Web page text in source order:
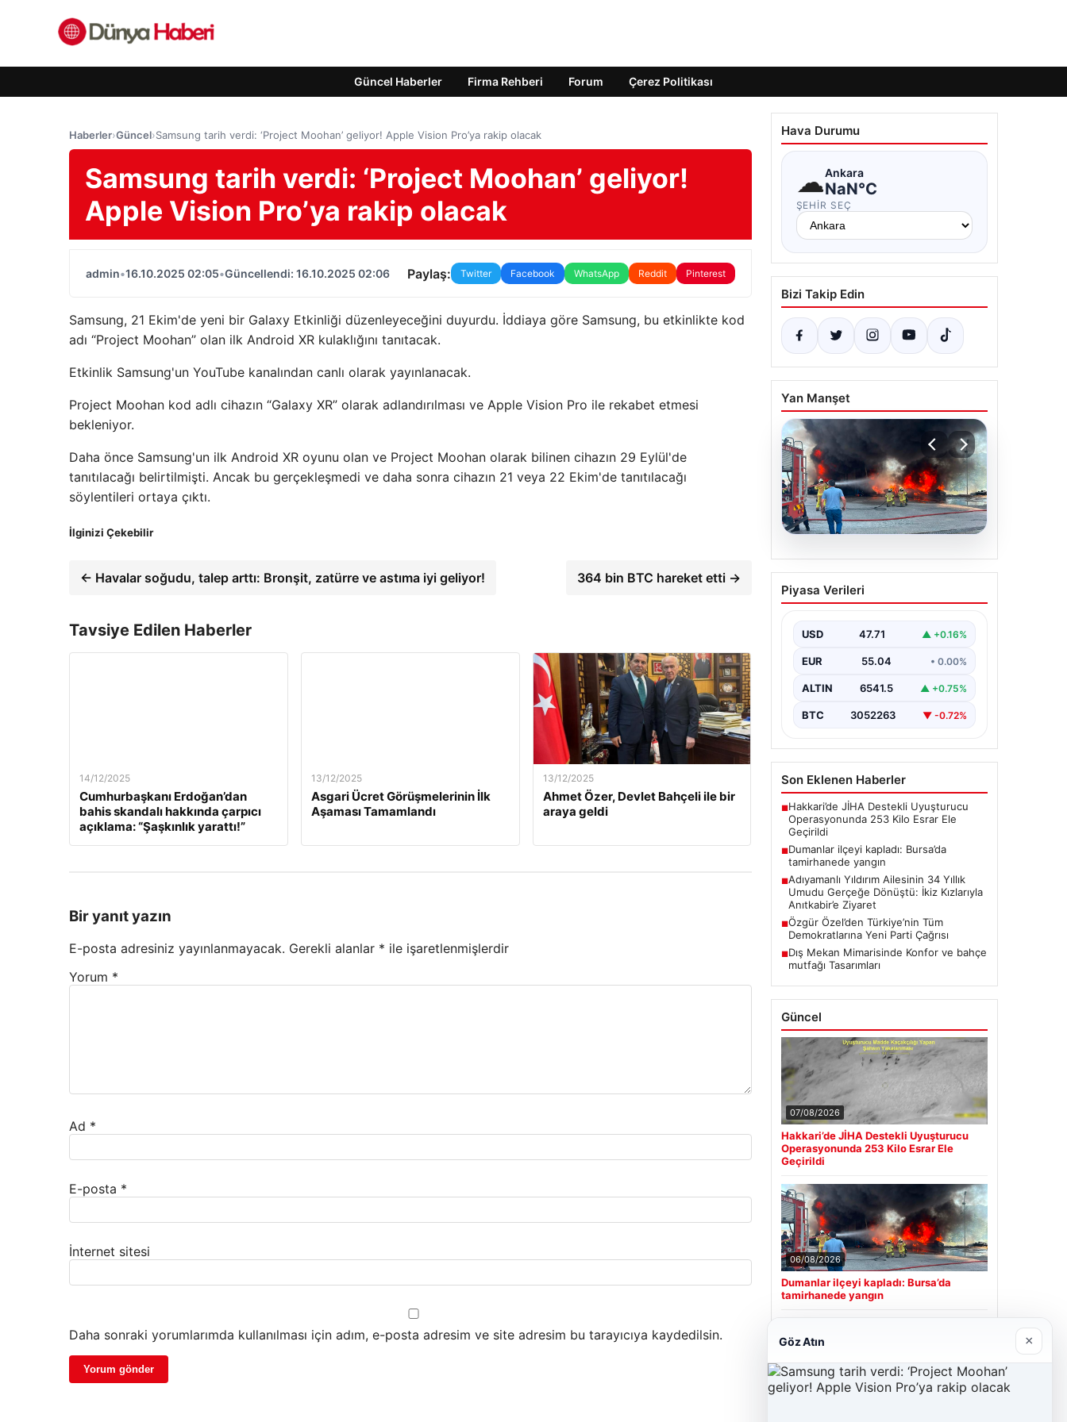
Güncel Haberler Firma Rehberi Forum Çerez Politikası
Haberler›Güncel›Samsung tarih verdi: ‘Project Moohan’ geliyor! Apple Vision Pro’ya rakip olacak
Samsung tarih verdi: ‘Project Moohan’ geliyor!
Apple Vision Pro’ya rakip olacak
admin•16.10.2025 02:05•Güncellendi: 16.10.2025 02:06 Paylaş: Twitter Facebook WhatsApp Reddit Pinterest
Samsung, 21 Ekim'de yeni bir Galaxy Etkinliği düzenleyeceğini duyurdu. İddiaya göre Samsung, bu etkinlikte kod
adı “Project Moohan” olan ilk Android XR kulaklığını tanıtacak.
Etkinlik Samsung'un YouTube kanalından canlı olarak yayınlanacak.
Project Moohan kod adlı cihazın “Galaxy XR” olarak adlandırılması ve Apple Vision Pro ile rekabet etmesi
bekleniyor.
Daha önce Samsung'un ilk Android XR oyunu olan ve Project Moohan olarak bilinen cihazın 29 Eylül'de
tanıtılacağı belirtilmişti. Ancak bu gerçekleşmedi ve daha sonra cihazın 21 veya 22 Ekim'de tanıtılacağı
söylentileri ortaya çıktı.
İlginizi Çekebilir
← Havalar soğudu, talep arttı: Bronşit, zatürre ve astıma iyi geliyor! 364 bin BTC hareket etti →
Tavsiye Edilen Haberler
14/12/2025
Cumhurbaşkanı Erdoğan’dan
bahis skandalı hakkında çarpıcı
açıklama: “Şaşkınlık yarattı!”
13/12/2025
Asgari Ücret Görüşmelerinin İlk
Aşaması Tamamlandı
13/12/2025
Ahmet Özer, Devlet Bahçeli ile bir
araya geldi
Bir yanıt yazın
E-posta adresiniz yayınlanmayacak. Gerekli alanlar * ile işaretlenmişlerdir
Yorum *
Ad *
E-posta *
İnternet sitesi
Daha sonraki yorumlarımda kullanılması için adım, e-posta adresim ve site adresim bu tarayıcıya kaydedilsin.
Hava Durumu
☁Ankara
NaN°C
ŞEHIR SEÇ
Bizi Takip Edin
Yan Manşet
06.08.2026
Dumanlar ilçeyi kapladı:
Bursa’da tamirhanede
Piyasa Verileri
USD 47.71 ▲ +0.16%
EUR 55.04 • 0.00%
ALTIN 6541.5 ▲ +0.75%
BTC 3052263 ▼ -0.72%
Son Eklenen Haberler
■Hakkari’de JİHA Destekli Uyuşturucu
Operasyonunda 253 Kilo Esrar Ele
Geçirildi
■Dumanlar ilçeyi kapladı: Bursa’da
tamirhanede yangın
■Adıyamanlı Yıldırım Ailesinin 34 Yıllık
Umudu Gerçeğe Dönüştü: İkiz Kızlarıyla
Anıtkabir’e Ziyaret
■Özgür Özel’den Türkiye’nin Tüm
Demokratlarına Yeni Parti Çağrısı
■Dış Mekan Mimarisinde Konfor ve bahçe
mutfağı Tasarımları
Güncel
07/08/2026
Hakkari’de JİHA Destekli Uyuşturucu
Operasyonunda 253 Kilo Esrar Ele
Geçirildi
06/08/2026
Dumanlar ilçeyi kapladı: Bursa’da
tamirhanede yangın
Son Eklenen Firmalar
Cengiz Sigorta
Göz Atın ×